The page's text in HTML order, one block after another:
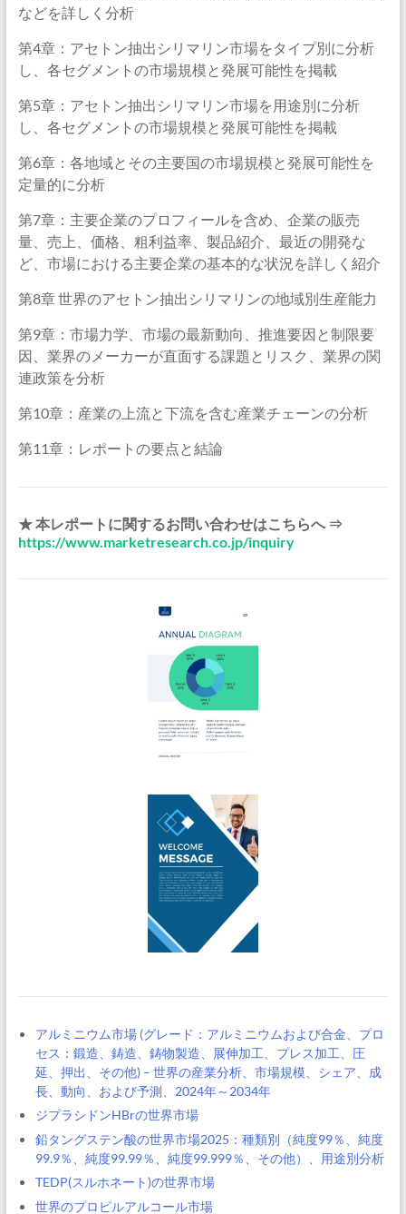
などを詳しく分析
第4章：アセトン抽出シリマリン市場をタイプ別に分析
し、各セグメントの市場規模と発展可能性を掲載
第5章：アセトン抽出シリマリン市場を用途別に分析
し、各セグメントの市場規模と発展可能性を掲載
第6章：各地域とその主要国の市場規模と発展可能性を
定量的に分析
第7章：主要企業のプロフィールを含め、企業の販売
量、売上、価格、粗利益率、製品紹介、最近の開発な
ど、市場における主要企業の基本的な状況を詳しく紹介
第8章 世界のアセトン抽出シリマリンの地域別生産能力
第9章：市場力学、市場の最新動向、推進要因と制限要
因、業界のメーカーが直面する課題とリスク、業界の関
連政策を分析
第10章：産業の上流と下流を含む産業チェーンの分析
第11章：レポートの要点と結論
★ 本レポートに関するお問い合わせはこちらへ ⇒
https://www.marketresearch.co.jp/inquiry
アルミニウム市場 (グレード：アルミニウムおよび合金、プロ
セス：鍛造、鋳造、鋳物製造、展伸加工、プレス加工、圧
延、押出、その他) – 世界の産業分析、市場規模、シェア、成
長、動向、および予測、2024年～2034年
ジプラシドンHBrの世界市場
鉛タングステン酸の世界市場2025：種類別（純度99％、純度
99.9％、純度99.99％、純度99.999％、その他）、用途別分析
TEDP(スルホネート)の世界市場
世界のプロピルアルコール市場